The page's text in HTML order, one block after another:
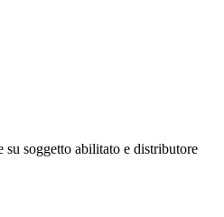
su soggetto abilitato e distributore